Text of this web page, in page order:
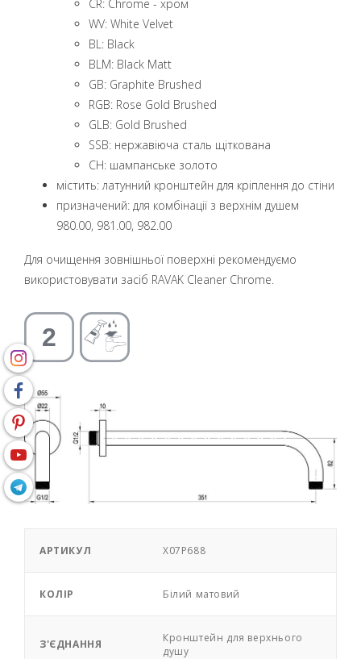
CR: Chrome - хром
WV: White Velvet
BL: Black
BLM: Black Matt
GB: Graphite Brushed
RGB: Rose Gold Brushed
GLB: Gold Brushed
SSB: нержавіюча сталь щіткована
CH: шампанське золото
містить: латунний кронштейн для кріплення до стіни
призначений: для комбінації з верхнім душем
980.00, 981.00, 982.00
Для очищення зовнішньої поверхні рекомендуємо
використовувати засіб RAVAK Cleaner Chrome.
АРТИКУЛ X07P688
КОЛІР Білий матовий
З'ЄДНАННЯ
Кронштейн для верхнього
душу